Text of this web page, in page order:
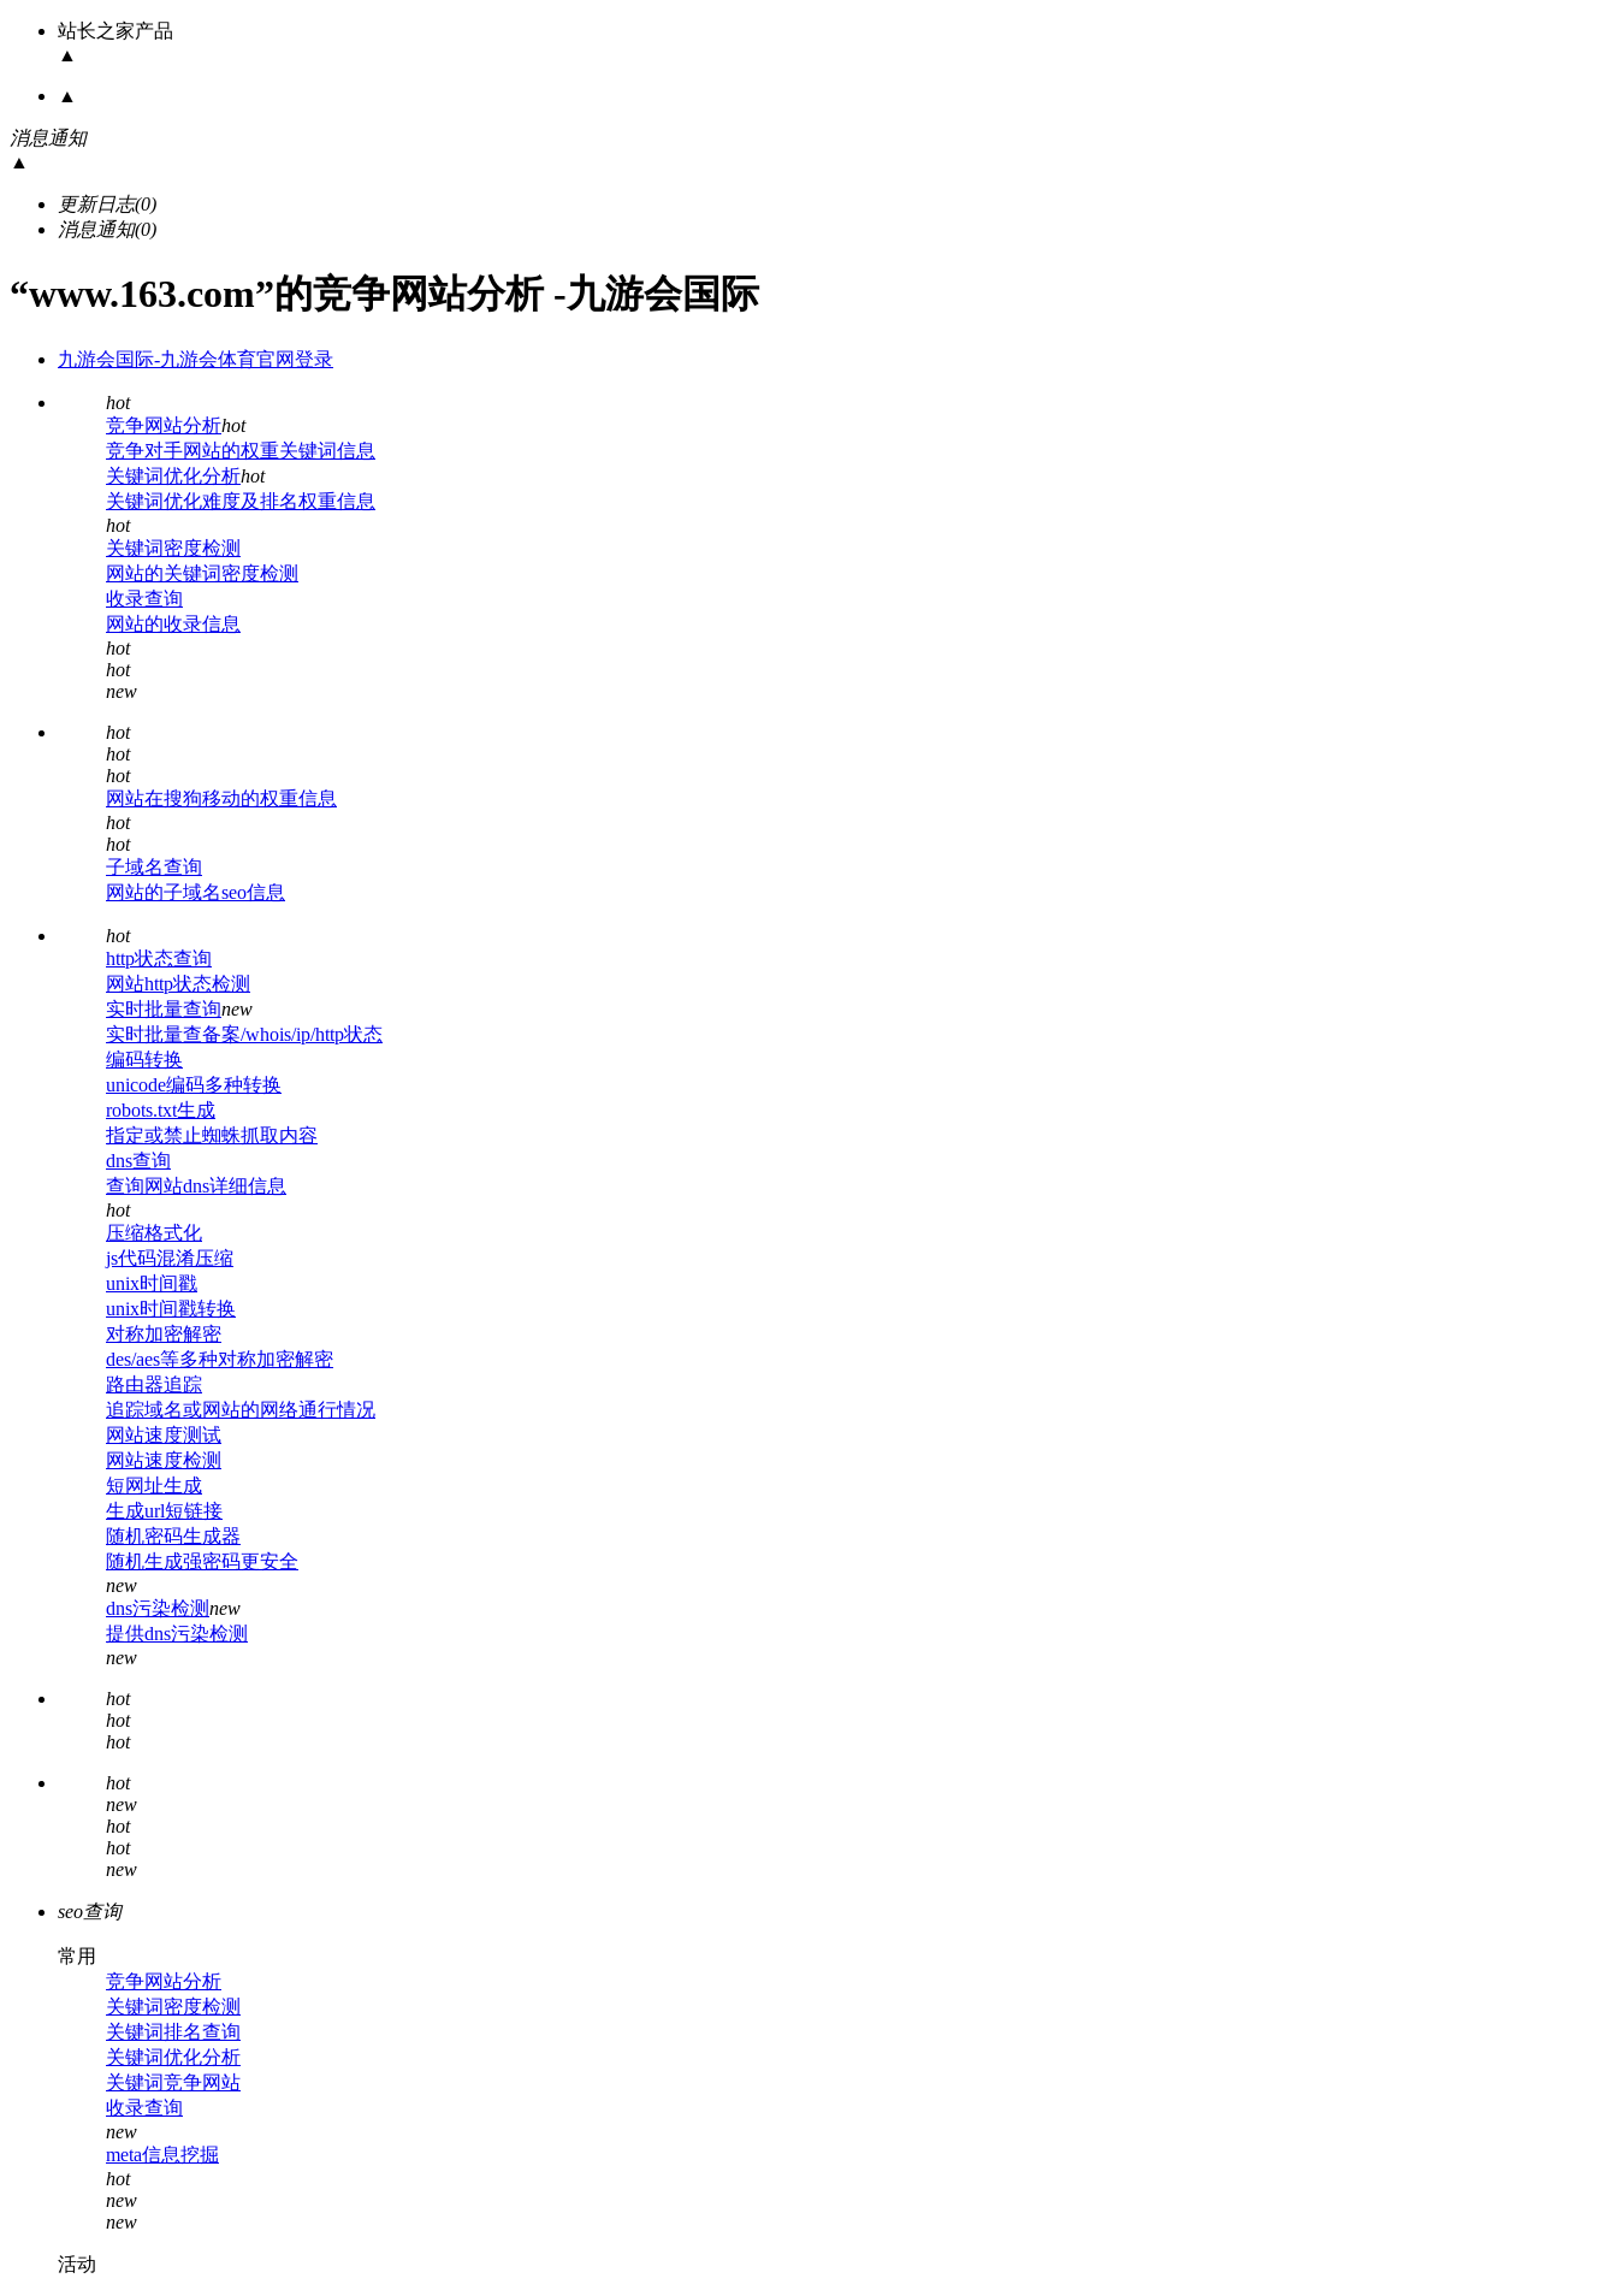
站长之家产品
▲
▲
消息通知
▲
更新日志(0)
消息通知(0)
“www.163.com”的竞争网站分析 -九游会国际
九游会国际-九游会体育官网登录
hot
竞争网站分析hot
竞争对手网站的权重关键词信息
关键词优化分析hot
关键词优化难度及排名权重信息
hot
关键词密度检测
网站的关键词密度检测
收录查询
网站的收录信息
hot
hot
new
hot
hot
hot
网站在搜狗移动的权重信息
hot
hot
子域名查询
网站的子域名seo信息
hot
http状态查询
网站http状态检测
实时批量查询new
实时批量查备案/whois/ip/http状态
编码转换
unicode编码多种转换
robots.txt生成
指定或禁止蜘蛛抓取内容
dns查询
查询网站dns详细信息
hot
压缩格式化
js代码混淆压缩
unix时间戳
unix时间戳转换
对称加密解密
des/aes等多种对称加密解密
路由器追踪
追踪域名或网站的网络通行情况
网站速度测试
网站速度检测
短网址生成
生成url短链接
随机密码生成器
随机生成强密码更安全
new
dns污染检测new
提供dns污染检测
new
hot
hot
hot
hot
new
hot
hot
new
seo查询
常用
竞争网站分析
关键词密度检测
关键词排名查询
关键词优化分析
关键词竞争网站
收录查询
new
meta信息挖掘
hot
new
new
活动